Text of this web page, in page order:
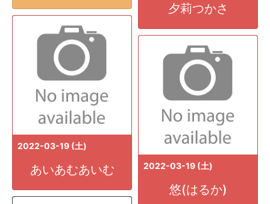
夕莉つかさ
2022-03-19 (土)
あいあむあいむ 2022-03-19 (土)
悠(はるか)